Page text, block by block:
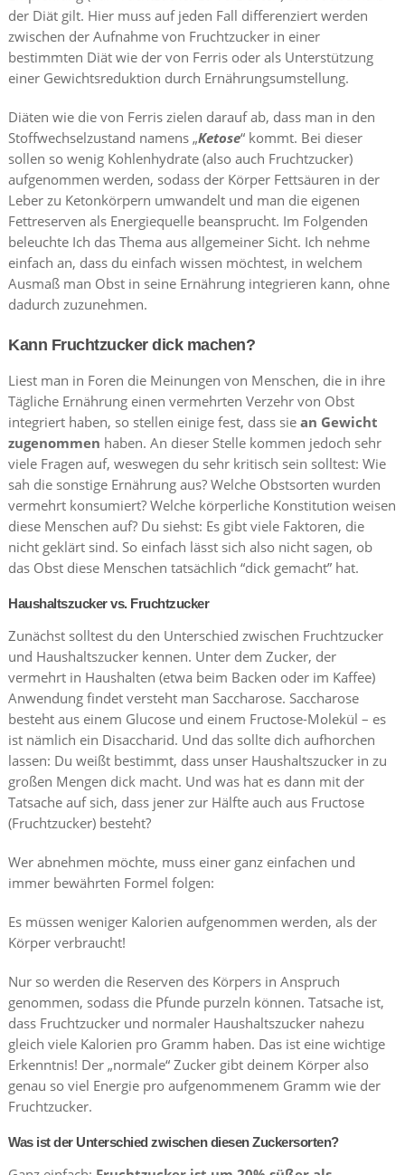
der Diät gilt. Hier muss auf jeden Fall differenziert werden
zwischen der Aufnahme von Fruchtzucker in einer
bestimmten Diät wie der von Ferris oder als Unterstützung
einer Gewichtsreduktion durch Ernährungsumstellung.
Diäten wie die von Ferris zielen darauf ab, dass man in den
Stoffwechselzustand namens „Ketose“ kommt. Bei dieser
sollen so wenig Kohlenhydrate (also auch Fruchtzucker)
aufgenommen werden, sodass der Körper Fettsäuren in der
Leber zu Ketonkörpern umwandelt und man die eigenen
Fettreserven als Energiequelle beansprucht. Im Folgenden
beleuchte Ich das Thema aus allgemeiner Sicht. Ich nehme
einfach an, dass du einfach wissen möchtest, in welchem
Ausmaß man Obst in seine Ernährung integrieren kann, ohne
dadurch zuzunehmen.
Kann Fruchtzucker dick machen?
Liest man in Foren die Meinungen von Menschen, die in ihre
Tägliche Ernährung einen vermehrten Verzehr von Obst
integriert haben, so stellen einige fest, dass sie an Gewicht
zugenommen haben. An dieser Stelle kommen jedoch sehr
viele Fragen auf, weswegen du sehr kritisch sein solltest: Wie
sah die sonstige Ernährung aus? Welche Obstsorten wurden
vermehrt konsumiert? Welche körperliche Konstitution weisen
diese Menschen auf? Du siehst: Es gibt viele Faktoren, die
nicht geklärt sind. So einfach lässt sich also nicht sagen, ob
das Obst diese Menschen tatsächlich “dick gemacht” hat.
Haushaltszucker vs. Fruchtzucker
Zunächst solltest du den Unterschied zwischen Fruchtzucker
und Haushaltszucker kennen. Unter dem Zucker, der
vermehrt in Haushalten (etwa beim Backen oder im Kaffee)
Anwendung findet versteht man Saccharose. Saccharose
besteht aus einem Glucose und einem Fructose-Molekül – es
ist nämlich ein Disaccharid. Und das sollte dich aufhorchen
lassen: Du weißt bestimmt, dass unser Haushaltszucker in zu
großen Mengen dick macht. Und was hat es dann mit der
Tatsache auf sich, dass jener zur Hälfte auch aus Fructose
(Fruchtzucker) besteht?
Wer abnehmen möchte, muss einer ganz einfachen und
immer bewährten Formel folgen:
Es müssen weniger Kalorien aufgenommen werden, als der
Körper verbraucht!
Nur so werden die Reserven des Körpers in Anspruch
genommen, sodass die Pfunde purzeln können. Tatsache ist,
dass Fruchtzucker und normaler Haushaltszucker nahezu
gleich viele Kalorien pro Gramm haben. Das ist eine wichtige
Erkenntnis! Der „normale“ Zucker gibt deinem Körper also
genau so viel Energie pro aufgenommenem Gramm wie der
Fruchtzucker.
Was ist der Unterschied zwischen diesen Zuckersorten?